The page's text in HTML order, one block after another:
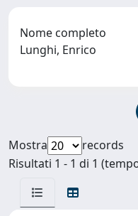
Nome completo
Lunghi, Enrico
Mostra
records
Risultati 1 - 1 di 1